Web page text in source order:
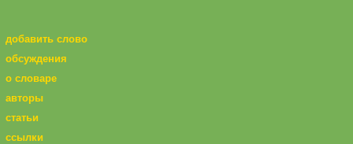
добавить слово
обсуждения
о словаре
авторы
статьи
ссылки